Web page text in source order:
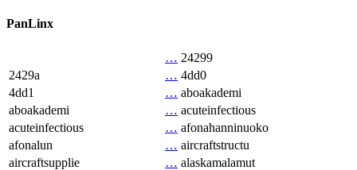
PanLinx
… 24299
2429a
… 4dd0
4dd1
… aboakademi
aboakademi
… acuteinfectious
acuteinfectious
… afonahanninuoko
afonalun
… aircraftstructu
aircraftsupplie
… alaskamalamut